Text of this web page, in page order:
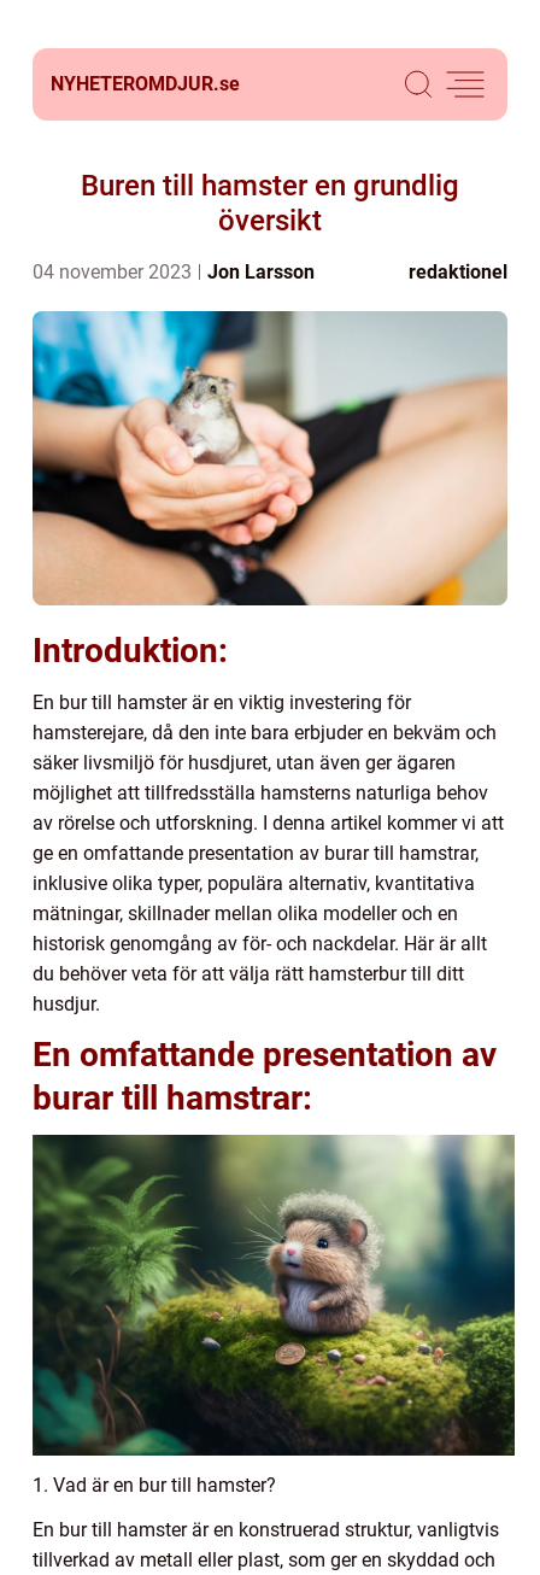
NYHETEROMDJUR.se
Buren till hamster en grundlig
översikt
04 november 2023 Jon Larsson redaktionel
Introduktion:
En bur till hamster är en viktig investering för
hamsterejare, då den inte bara erbjuder en bekväm och
säker livsmiljö för husdjuret, utan även ger ägaren
möjlighet att tillfredsställa hamsterns naturliga behov
av rörelse och utforskning. I denna artikel kommer vi att
ge en omfattande presentation av burar till hamstrar,
inklusive olika typer, populära alternativ, kvantitativa
mätningar, skillnader mellan olika modeller och en
historisk genomgång av för- och nackdelar. Här är allt
du behöver veta för att välja rätt hamsterbur till ditt
husdjur.
En omfattande presentation av
burar till hamstrar:
1. Vad är en bur till hamster?
En bur till hamster är en konstruerad struktur, vanligtvis
tillverkad av metall eller plast, som ger en skyddad och